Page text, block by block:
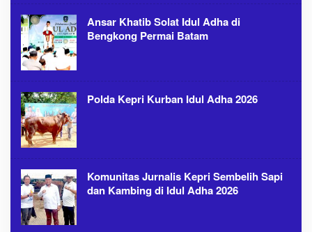
Ansar Khatib Solat Idul Adha di
Bengkong Permai Batam
Polda Kepri Kurban Idul Adha 2026
Komunitas Jurnalis Kepri Sembelih Sapi
dan Kambing di Idul Adha 2026